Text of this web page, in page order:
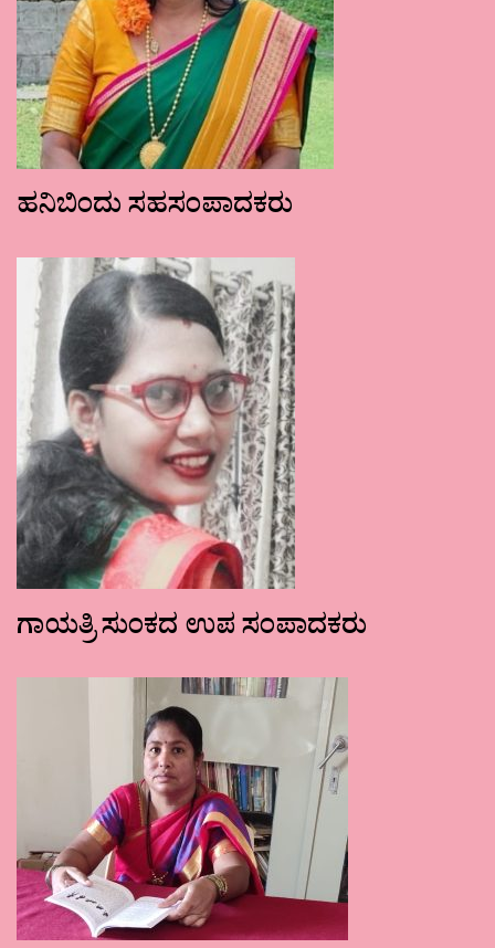
ಹನಿಬಿಂದು ಸಹಸಂಪಾದಕರು
ಗಾಯತ್ರಿ ಸುಂಕದ ಉಪ ಸಂಪಾದಕರು